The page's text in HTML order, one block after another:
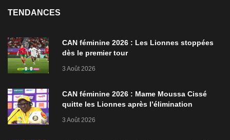
TENDANCES
CAN féminine 2026 : Les Lionnes stoppées
dès le premier tour
3 Août 2026
CAN féminine 2026 : Mame Moussa Cissé
quitte les Lionnes après l’élimination
3 Août 2026